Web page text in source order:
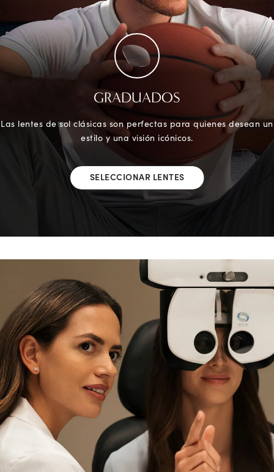
GRADUADOS
Las lentes de sol clásicas son perfectas para quienes desean un
estilo y una visión icónicos.
SELECCIONAR LENTES